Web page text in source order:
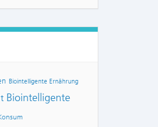
Biointelligente Ernährung
Biointelligente